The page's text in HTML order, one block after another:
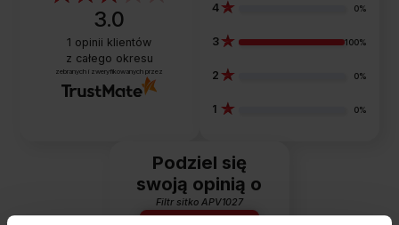
3.0
1 opinii klientów
z całego okresu
zebranych i zweryfikowanych przez
4 0%
3 100%
2 0%
1 0%
Podziel się
swoją opinią o
Filtr sitko APV1027